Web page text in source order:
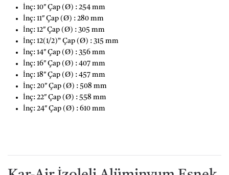
İnç: 10″ Çap (Ø) : 254 mm
İnç: 11″ Çap (Ø) : 280 mm
İnç: 12″ Çap (Ø) : 305 mm
İnç: 12(1/2)” Çap (Ø) : 315 mm
İnç: 14″ Çap (Ø) : 356 mm
İnç: 16″ Çap (Ø) : 407 mm
İnç: 18″ Çap (Ø) : 457 mm
İnç: 20″ Çap (Ø) : 508 mm
İnç: 22″ Çap (Ø) : 558 mm
İnç: 24″ Çap (Ø) : 610 mm